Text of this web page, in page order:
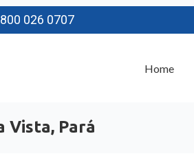
026 0707
Vista, Pará